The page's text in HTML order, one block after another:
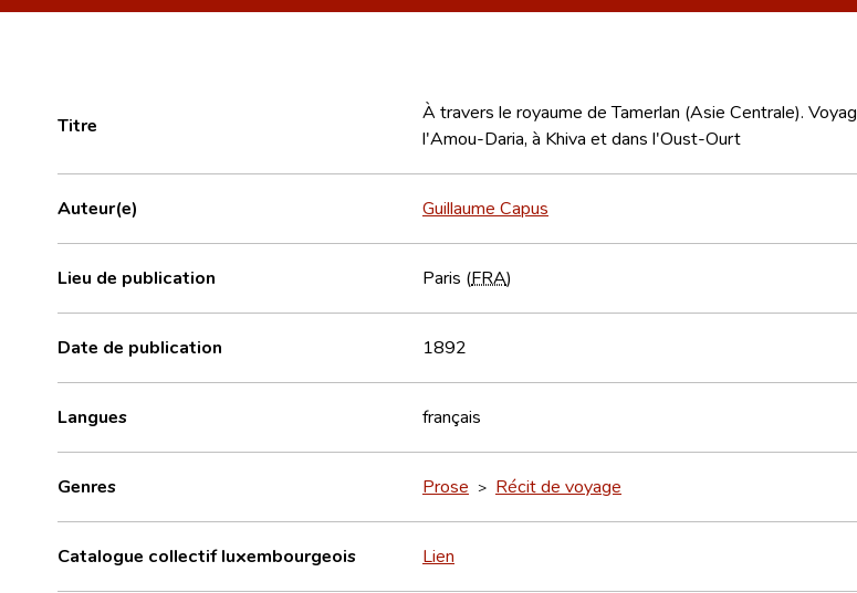
Titre
À travers le royaume de Tamerlan (Asie Centrale).
l'Amou-Daria, à Khiva et dans l'Oust-Ourt
Auteur(e) Guillaume Capus
Lieu de publication Paris (FRA)
Date de publication 1892
Langues français
Genres Prose > Récit de voyage
Catalogue collectif luxembourgeois Lien